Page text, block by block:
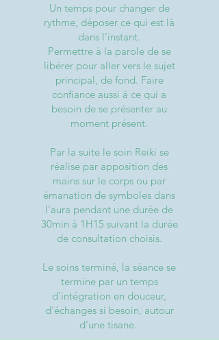
Un temps pour changer de
rythme, déposer ce qui est là
dans l'instant.
Permettre à la parole de se
libérer pour aller vers le sujet
principal, de fond. Faire
confiance aussi à ce qui a
besoin de se présenter au
moment présent.
Par la suite le soin Reiki se
réalise par apposition des
mains sur le corps ou par
émanation de symboles dans
l'aura pendant une durée de
30min à 1H15 suivant la durée
de consultation choisis.
Le soins terminé, la séance se
termine par un temps
d'intégration en douceur,
d'échanges si besoin, autour
d'une tisane.